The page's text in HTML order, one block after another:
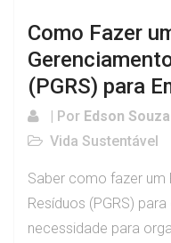
Como Fazer
(PGRS) para
| Por Edson Souza
Vida Sustentável
Saber como fazer um
Resíduos (PGRS)
necessidade para